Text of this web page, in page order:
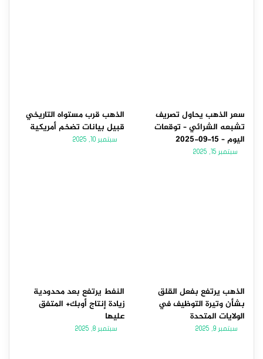
سعر الذهب يحاول تصريف
تشبعه الشرائي – توقعات
اليوم – 15-09-2025
سبتمبر 15, 2025
الذهب قرب مستواه التاريخي
قبيل بيانات تضخم أمريكية
سبتمبر 10, 2025
الذهب يرتفع بفعل القلق
بشأن وتيرة التوظيف في
الولايات المتحدة
سبتمبر 9, 2025
النفط يرتفع بعد محدودية
زيادة إنتاج أوبك+ المتفق
عليها
سبتمبر 8, 2025